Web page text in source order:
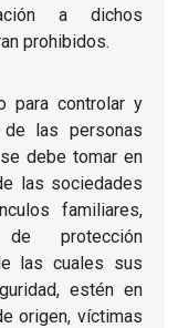
a dichos
prohibidos.
para controlar y
las personas
debe tomar en
las sociedades
familiares,
protección
las cuales sus
estén en
origen, víctimas